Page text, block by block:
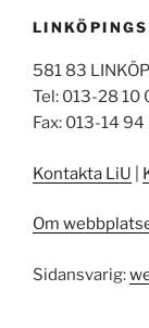
581 83
Tel: 013-28 10
Fax: 013-14 94
Kontakta LiU
Om
Sidansvarig: